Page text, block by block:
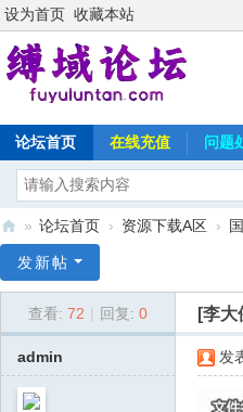
设为首页 收藏本站
论坛首页 在线充值 问题
域
» 论坛首页 › 资源下载A区 ›
发新帖
查看: 72 回复: 0 [李大
admin 发